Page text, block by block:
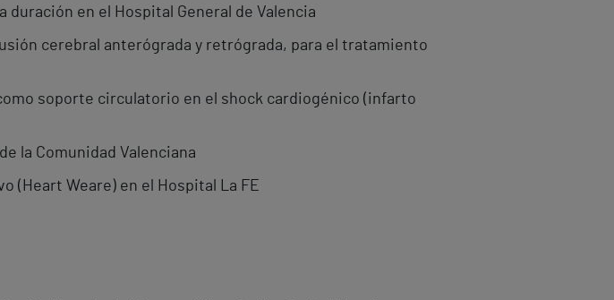
duración en el Hospital General de Valencia
cerebral anterógrada y retrógrada, para el tratamiento
soporte circulatorio en el shock cardiogénico (infarto
la Comunidad Valenciana
(Heart Weare) en el Hospital La FE